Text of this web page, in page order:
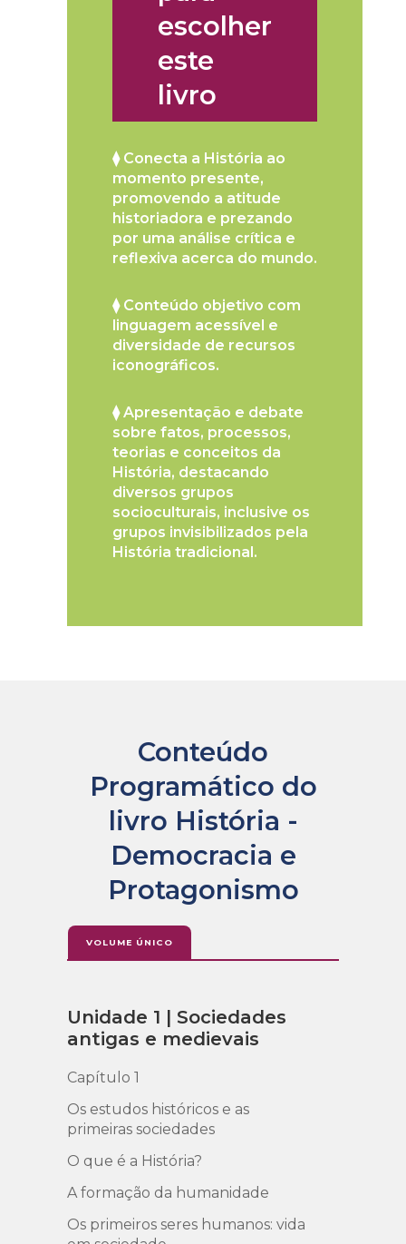
escolher
este
livro
⧫ Conecta a História ao
momento presente,
promovendo a atitude
historiadora e prezando
por uma análise crítica e
reflexiva acerca do mundo.
⧫ Conteúdo objetivo com
linguagem acessível e
diversidade de recursos
iconográficos.
⧫ Apresentação e debate
sobre fatos, processos,
teorias e conceitos da
História, destacando
diversos grupos
socioculturais, inclusive os
grupos invisibilizados pela
História tradicional.
Conteúdo
Programático do
livro História -
Democracia e
Protagonismo
VOLUME ÚNICO
Unidade 1 | Sociedades
antigas e medievais
Capítulo 1
Os estudos históricos e as
primeiras sociedades
O que é a História?
A formação da humanidade
Os primeiros seres humanos: vida